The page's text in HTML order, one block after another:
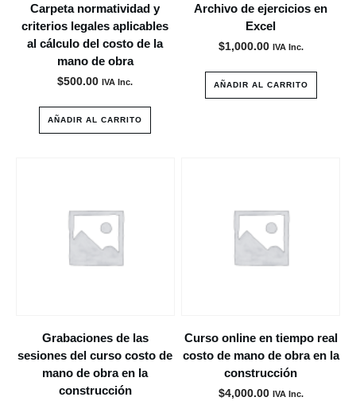
Carpeta normatividad y
criterios legales aplicables
al cálculo del costo de la
mano de obra
$500.00 IVA Inc.
AÑADIR AL CARRITO
Archivo de ejercicios en
Excel
$1,000.00 IVA Inc.
AÑADIR AL CARRITO
Grabaciones de las
sesiones del curso costo de
mano de obra en la
construcción
Curso online en tiempo real
costo de mano de obra en la
construcción
$4,000.00 IVA Inc.